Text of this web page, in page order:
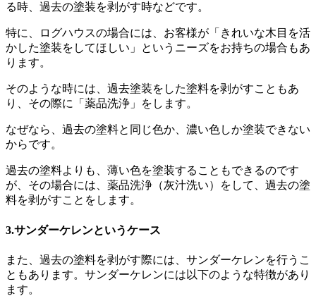
る時、過去の塗装を剥がす時などです。
特に、ログハウスの場合には、お客様が「きれいな木目を活
かした塗装をしてほしい」というニーズをお持ちの場合もあ
ります。
そのような時には、過去塗装をした塗料を剥がすこともあ
り、その際に「薬品洗浄」をします。
なぜなら、過去の塗料と同じ色か、濃い色しか塗装できない
からです。
過去の塗料よりも、薄い色を塗装することもできるのです
が、その場合には、薬品洗浄（灰汁洗い）をして、過去の塗
料を剥がすことをします。
3.サンダーケレンというケース
また、過去の塗料を剥がす際には、サンダーケレンを行うこ
ともあります。サンダーケレンには以下のような特徴があり
ます。